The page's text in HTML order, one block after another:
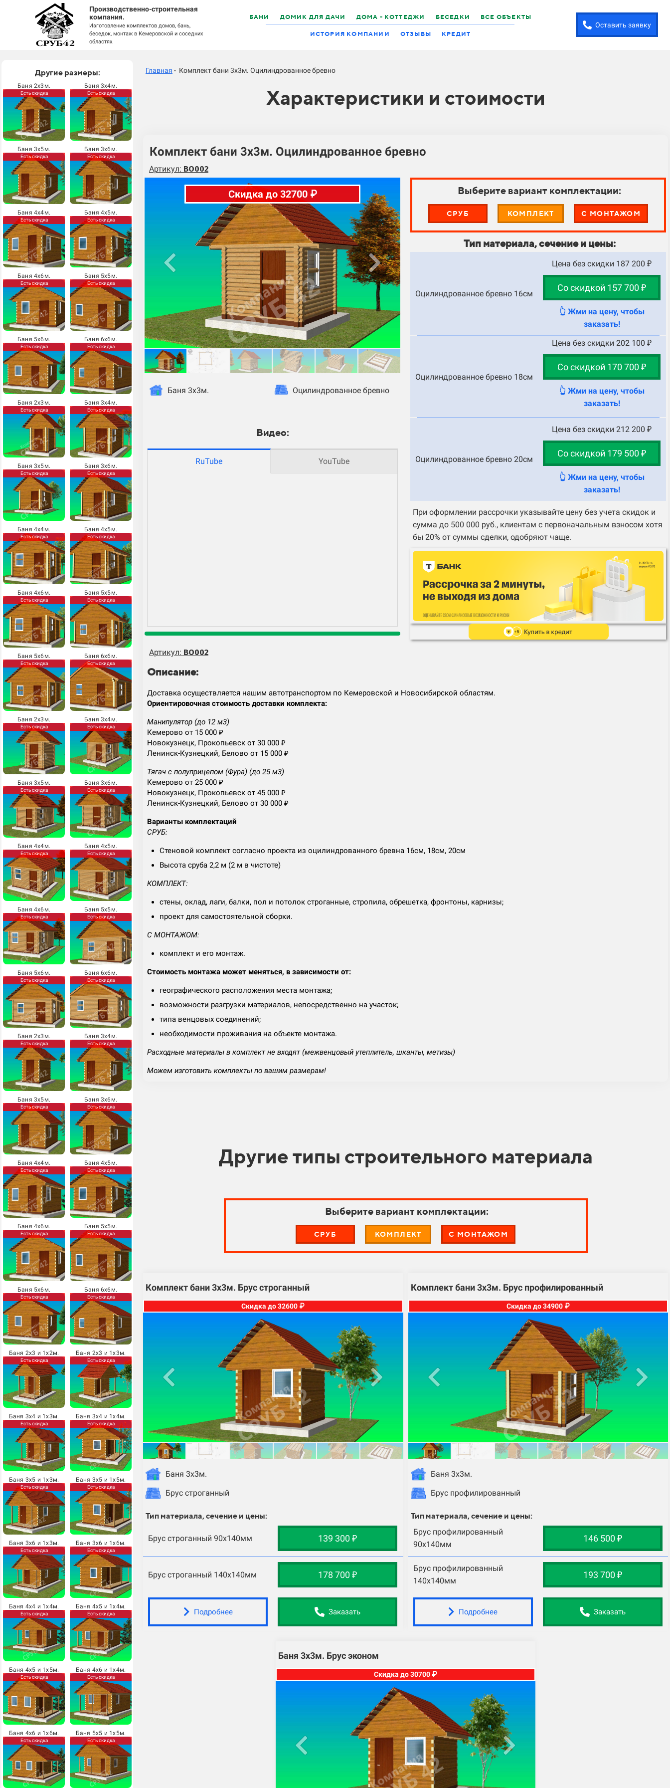
Производственно-строительная
компания.
Изготовление комплектов домов, бань,
беседок, монтаж в Кемеровской и соседних
областях.
БАНИ ДОМИК ДЛЯ ДАЧИ ДОМА - КОТТЕДЖИ БЕСЕДКИ ВСЕ ОБЪЕКТЫ
ИСТОРИЯ КОМПАНИИ ОТЗЫВЫ КРЕДИТ
Оставить заявку
Другие размеры:
Баня 2х3м.
Есть скидка
Баня 3х4м.
Есть скидка
Баня 3х5м.
Есть скидка
Баня 3х6м.
Есть скидка
Баня 4х4м.
Есть скидка
Баня 4х5м.
Есть скидка
Баня 4х6м.
Есть скидка
Баня 5х5м.
Есть скидка
Баня 5х6м.
Есть скидка
Баня 6х6м.
Есть скидка
Баня 2х3м.
Есть скидка
Баня 3х4м.
Есть скидка
Баня 3х5м.
Есть скидка
Баня 3х6м.
Есть скидка
Баня 4х4м.
Есть скидка
Баня 4х5м.
Есть скидка
Баня 4х6м.
Есть скидка
Баня 5х5м.
Есть скидка
Баня 5х6м.
Есть скидка
Баня 6х6м.
Есть скидка
Баня 2х3м.
Есть скидка
Баня 3х4м.
Есть скидка
Баня 3х5м.
Есть скидка
Баня 3х6м.
Есть скидка
Баня 4х4м.
Есть скидка
Баня 4х5м.
Есть скидка
Баня 4х6м.
Есть скидка
Баня 5х5м.
Есть скидка
Баня 5х6м.
Есть скидка
Баня 6х6м.
Есть скидка
Баня 2х3м.
Есть скидка
Баня 3х4м.
Есть скидка
Баня 3х5м.
Есть скидка
Баня 3х6м.
Есть скидка
Баня 4х4м.
Есть скидка
Баня 4х5м.
Есть скидка
Баня 4х6м.
Есть скидка
Баня 5х5м.
Есть скидка
Баня 5х6м.
Есть скидка
Баня 6х6м.
Есть скидка
Баня 2х3 и 1х2м.
Есть скидка
Баня 2х3 и 1х3м.
Есть скидка
Баня 3х4 и 1х3м.
Есть скидка
Баня 3х4 и 1х4м.
Есть скидка
Баня 3х5 и 1х3м.
Есть скидка
Баня 3х5 и 1х5м.
Есть скидка
Баня 3х6 и 1х3м.
Есть скидка
Баня 3х6 и 1х6м.
Есть скидка
Баня 4х4 и 1х4м.
Есть скидка
Баня 4х5 и 1х4м.
Есть скидка
Баня 4х5 и 1х5м.
Есть скидка
Баня 4х6 и 1х4м.
Есть скидка
Баня 4х6 и 1х6м.
Есть скидка
Баня 5х5 и 1х5м.
Есть скидка
Главная - Комплект бани 3х3м. Оцилиндрованное бревно
Характеристики и стоимости
Комплект бани 3х3м. Оцилиндрованное бревно
Артикул: BO002
Скидка до 32700 ₽
Баня 3х3м. Оцилиндрованное бревно
Видео:
RuTube YouTube
Выберите вариант комплектации:
СРУБ КОМПЛЕКТ С МОНТАЖОМ
Тип материала, сечение и цены:
Оцилиндрованное бревно 16см
Цена без скидки 187 200 ₽
Со скидкой 157 700 ₽
👆 Жми на цену, чтобы
заказать!
Оцилиндрованное бревно 18см
Цена без скидки 202 100 ₽
Со скидкой 170 700 ₽
👆 Жми на цену, чтобы
заказать!
Оцилиндрованное бревно 20см
Цена без скидки 212 200 ₽
Со скидкой 179 500 ₽
👆 Жми на цену, чтобы
заказать!
При оформлении рассрочки указывайте цену без учета скидок и
сумма до 500 000 руб., клиентам с первоначальным взносом хотя
бы 20% от суммы сделки, одобряют чаще.
Артикул: BO002
Описание:
Доставка осуществляется нашим автотранспортом по Кемеровской и Новосибирской областям.
Ориентировочная стоимость доставки комплекта:
Манипулятор (до 12 м3)
Кемерово от 15 000 ₽
Новокузнецк, Прокопьевск от 30 000 ₽
Ленинск-Кузнецкий, Белово от 15 000 ₽
Тягач с полуприцепом (Фура) (до 25 м3)
Кемерово от 25 000 ₽
Новокузнецк, Прокопьевск от 45 000 ₽
Ленинск-Кузнецкий, Белово от 30 000 ₽
Варианты комплектаций
СРУБ:
Стеновой комплект согласно проекта из оцилиндрованного бревна 16см, 18см, 20см
Высота сруба 2,2 м (2 м в чистоте)
КОМПЛЕКТ:
стены, оклад, лаги, балки, пол и потолок строганные, стропила, обрешетка, фронтоны, карнизы;
проект для самостоятельной сборки.
С МОНТАЖОМ:
комплект и его монтаж.
Стоимость монтажа может меняться, в зависимости от:
географического расположения места монтажа;
возможности разгрузки материалов, непосредственно на участок;
типа венцовых соединений;
необходимости проживания на объекте монтажа.
Расходные материалы в комплект не входят (межвенцовый утеплитель, шканты, метизы)
Можем изготовить комплекты по вашим размерам!
Другие типы строительного материала
Выберите вариант комплектации:
СРУБ КОМПЛЕКТ С МОНТАЖОМ
Комплект бани 3х3м. Брус строганный
Скидка до 32600 ₽
Баня 3х3м.
Брус строганный
Тип материала, сечение и цены:
Брус строганный 90х140мм 139 300 ₽
Брус строганный 140х140мм 178 700 ₽
Подробнее Заказать
Комплект бани 3х3м. Брус профилированный
Скидка до 34900 ₽
Баня 3х3м.
Брус профилированный
Тип материала, сечение и цены:
Брус профилированный
90х140мм
146 500 ₽
Брус профилированный
140х140мм
193 700 ₽
Подробнее Заказать
Баня 3х3м. Брус эконом
Скидка до 30700 ₽